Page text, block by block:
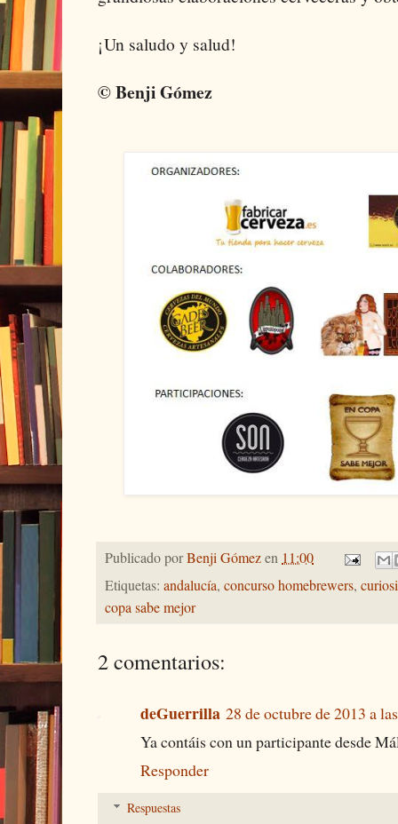
¡Un saludo y salud!
© Benji Gómez
Publicado porBenji Gómezen11:00
Etiquetas: andalucía, concurso homebrewers,
copa sabe mejor
2 comentarios:
deGuerrilla 28 de octubre de 2013 a
Ya contáis con un participante desde
Responder
Respuestas